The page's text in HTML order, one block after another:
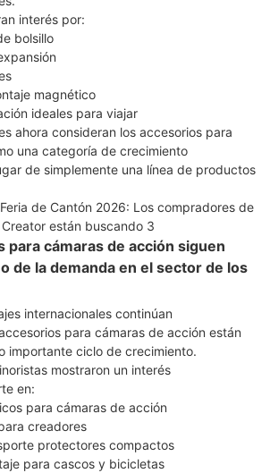
interés por:
bolsillo
magnético
ideales para viajar
ahora consideran los accesorios para
una categoría de crecimiento
de simplemente una línea de productos
para cámaras de acción siguen
de la demanda en el sector de los
internacionales continúan
para cámaras de acción están
importante ciclo de crecimiento.
mostraron un interés
en:
para cámaras de acción
creadores
protectores compactos
para cascos y bicicletas